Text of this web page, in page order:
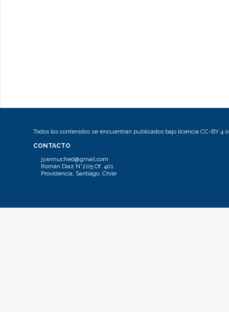
Todos los contenidos se encuentran publicados bajo licencia CC-BY 4.0
CONTACTO
jyarmuched@gmail.com
Román Díaz N°205 Of. 401.
Providencia, Santiago, Chile